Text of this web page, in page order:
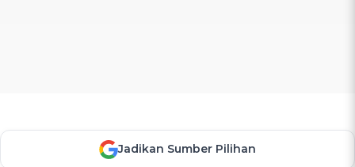
Jadikan Sumber Pilihan